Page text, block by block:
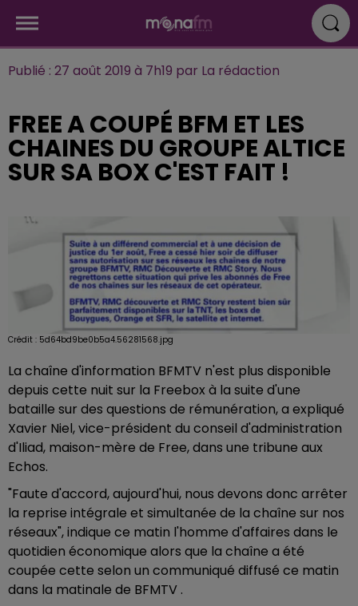
Publié : 27 août 2019 à 7h19 par La rédaction
FREE A COUPÉ BFM ET LES
CHAINES DU GROUPE ALTICE
SUR SA BOX C'EST FAIT !
Crédit : 5d64bd9be0b5a4.56281568.jpg
La chaîne d'information BFMTV n'est plus disponible
depuis cette nuit sur la Freebox à la suite d'une
bataille sur des questions de rémunération, a expliqué
Xavier Niel, vice-président du conseil d'administration
d'Iliad, maison-mère de Free, dans une tribune aux
Echos.
"Faute d'accord, aujourd'hui, nous devons donc arrêter
la reprise intégrale et simultanée de la chaîne sur nos
réseaux", indique ce matin l'homme d'affaires dans le
quotidien économique alors que la chaîne a été
coupée cette selon un communiqué diffusé ce matin
dans la matinale de BFMTV .